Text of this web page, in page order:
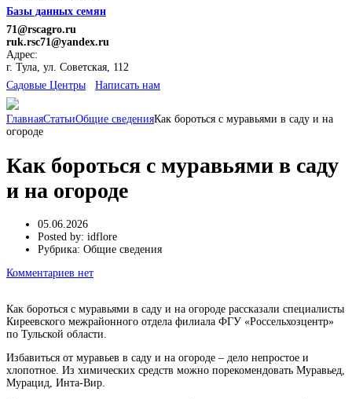
Базы данных семян
71@rscagro.ru
ruk.rsc71@yandex.ru
Адрес:
г. Тула, ул. Советская, 112
Cадовые Центры
Написать нам
ГлавнаяСтатьиОбщие сведенияКак бороться с муравьями в саду и на
огороде
Как бороться с муравьями в саду
и на огороде
05.06.2026
Posted by: idflore
Рубрика: Общие сведения
Комментариев нет
Как бороться с муравьями в саду и на огороде рассказали специалисты
Киреевского межрайонного отдела филиала ФГУ «Россельхозцентр»
по Тульской области.
Избавиться от муравьев в саду и на огороде – дело непростое и
хлопотное. Из химических средств можно порекомендовать Муравьед,
Мурацид, Инта-Вир.